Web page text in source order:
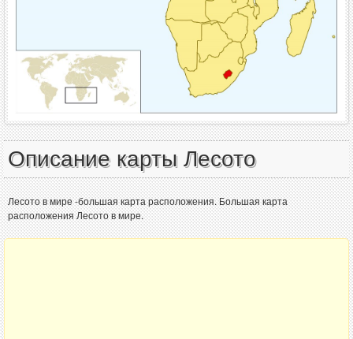
Описание карты Лесото
Лесото в мире -большая карта расположения. Большая карта
расположения Лесото в мире.